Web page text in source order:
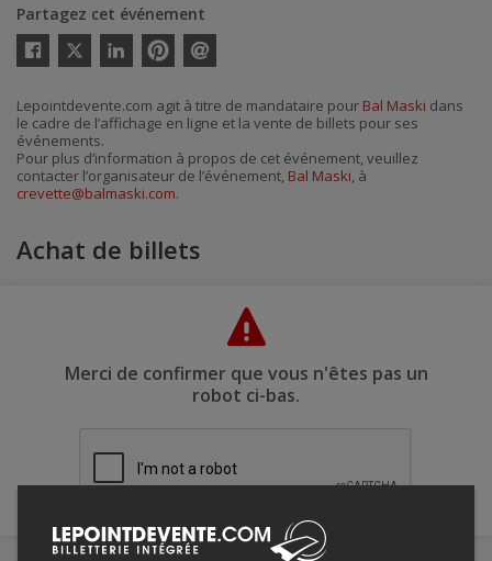
Partagez cet événement
Twitter
courriel
Lepointdevente.com agit à titre de mandataire pour Bal Maski dans
le cadre de l’affichage en ligne et la vente de billets pour ses
événements.
Pour plus d’information à propos de cet événement, veuillez
contacter l’organisateur de l’événement, Bal Maski, à
crevette@balmaski.com.
Achat de billets
Merci de confirmer que vous n'êtes pas un
robot ci-bas.